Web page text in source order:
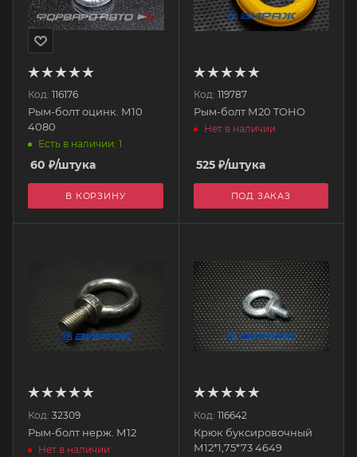
Код: 116176
Рым-болт оцинк. М10
4080
Есть в наличии: 1
60 ₽/штука
В КОРЗИНУ
Код: 119787
Рым-болт М20 TOHO
Нет в наличии
525₽/штука
ПОД ЗАКАЗ
Код: 32309
Рым-болт нерж. М12
Нет в наличии
Код: 116642
Крюк буксировочный
М12*1,75*73 4649